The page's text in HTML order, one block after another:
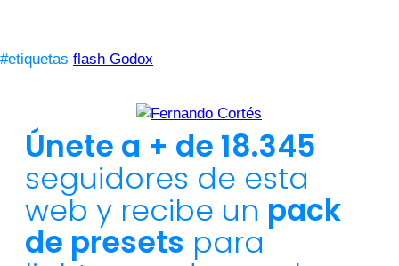
#etiquetas flash Godox
Únete a + de 18.345
seguidores de esta
web y recibe un pack
de presets para